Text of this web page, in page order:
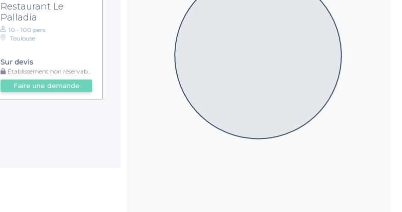
Restaurant Le
Palladia
10 - 100 pers.
Toulouse
Sur devis
Établissement non réservable
Faire une demande